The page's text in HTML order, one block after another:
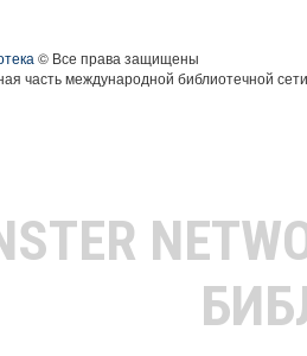
© Все права защищены
часть международной библиотечной